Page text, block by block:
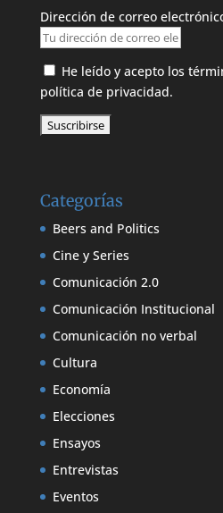
Dirección de correo
He leído y acepto los
política de privacidad.
Categorías
Beers and Politics
Cine y Series
Comunicación 2.0
Comunicación Institucional
Comunicación no verbal
Cultura
Economía
Elecciones
Ensayos
Entrevistas
Eventos